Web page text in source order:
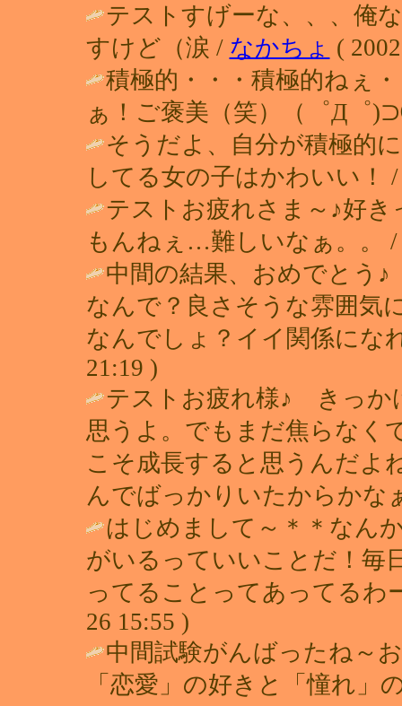
テストすげーな、、、俺
すけど（涙 / なかちょ (
積極的・・・積極的ねぇ
ぁ！ご褒美（笑）（゜Д゜
そうだよ、自分が積極的
してる女の子はかわいい！
テストお疲れさま～♪好
もんねぇ…難しいなぁ。。
中間の結果、おめでとう
なんで？良さそうな雰囲気
なんでしょ？イイ関係にな
21:19 )
テストお疲れ様♪ きっか
思うよ。でもまだ焦らなく
こそ成長すると思うんだよ
んでばっかりいたからかな
はじめまして～＊＊なん
がいるっていいことだ！毎
ってることってあってるわ
26 15:55 )
中間試験がんばったね
「恋愛」の好きと「憧れ